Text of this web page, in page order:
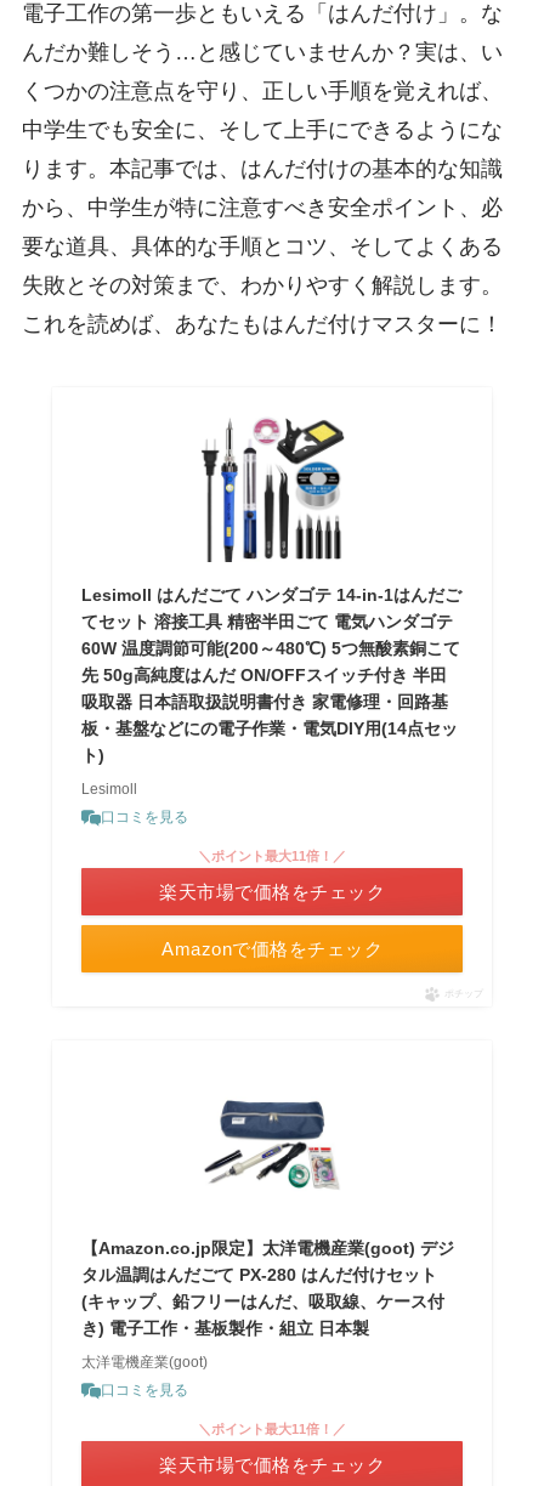
電子工作の第一歩ともいえる「はんだ付け」。な
んだか難しそう…と感じていませんか？実は、い
くつかの注意点を守り、正しい手順を覚えれば、
中学生でも安全に、そして上手にできるようにな
ります。本記事では、はんだ付けの基本的な知識
から、中学生が特に注意すべき安全ポイント、必
要な道具、具体的な手順とコツ、そしてよくある
失敗とその対策まで、わかりやすく解説します。
これを読めば、あなたもはんだ付けマスターに！
Lesimoll はんだごて ハンダゴテ 14-in-1はんだご
てセット 溶接工具 精密半田ごて 電気ハンダゴテ
60W 温度調節可能(200～480℃) 5つ無酸素銅こて
先 50g高純度はんだ ON/OFFスイッチ付き 半田
吸取器 日本語取扱説明書付き 家電修理・回路基
板・基盤などにの電子作業・電気DIY用(14点セッ
ト)
Lesimoll
口コミを見る
Amazonで価格をチェック
＼ポイント最大11倍！／
楽天市場で価格をチェック
ポチップ
【Amazon.co.jp限定】太洋電機産業(goot) デジ
タル温調はんだごて PX-280 はんだ付けセット
(キャップ、鉛フリーはんだ、吸取線、ケース付
き) 電子工作・基板製作・組立 日本製
太洋電機産業(goot)
口コミを見る
＼ポイント最大11倍！／
楽天市場で価格をチェック